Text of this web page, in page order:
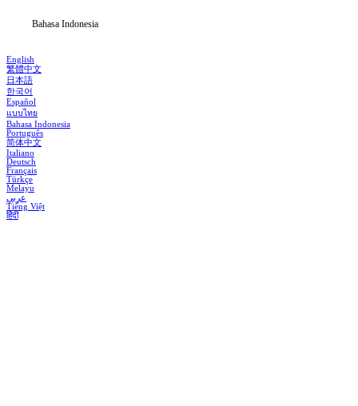
Bahasa Indonesia
English
繁體中文
日本語
한국어
Español
แบบไทย
Bahasa Indonesia
Português
简体中文
Italiano
Deutsch
Français
Türkçe
Melayu
عربي
Tiếng Việt
हिंदी